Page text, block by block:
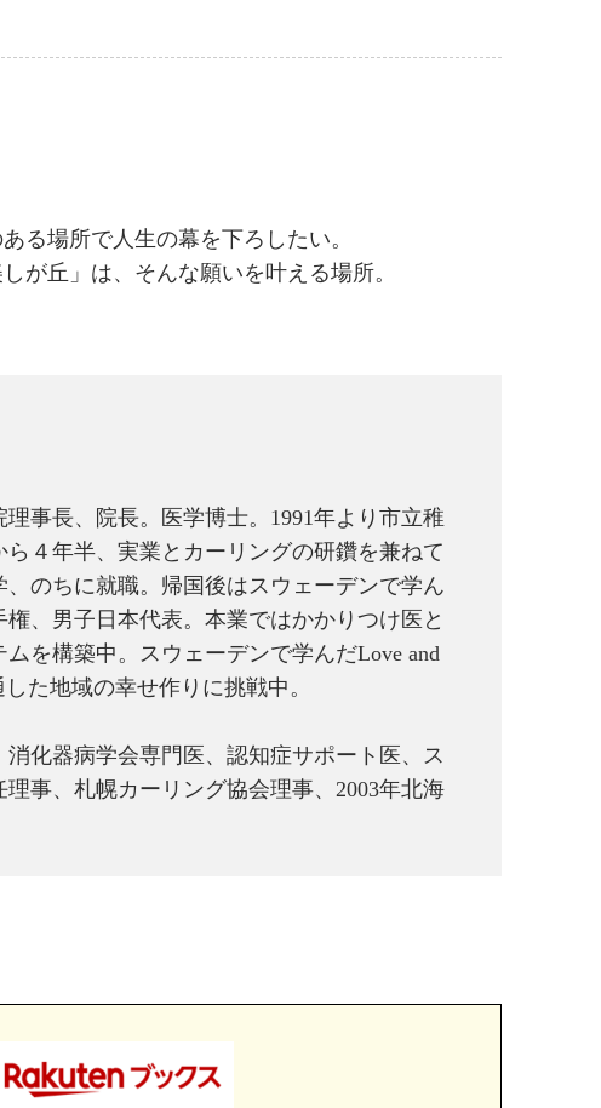
る場所で人生の幕を下ろしたい。
が丘」は、そんな願いを叶える場所。
事長、院長。医学博士。1991年より市立稚
４年半、実業とカーリングの研鑽を兼ねて
のちに就職。帰国後はスウェーデンで学ん
、男子日本代表。本業ではかかりつけ医と
を構築中。スウェーデンで学んだLove and
た地域の幸せ作りに挑戦中。
化器病学会専門医、認知症サポート医、ス
事、札幌カーリング協会理事、2003年北海